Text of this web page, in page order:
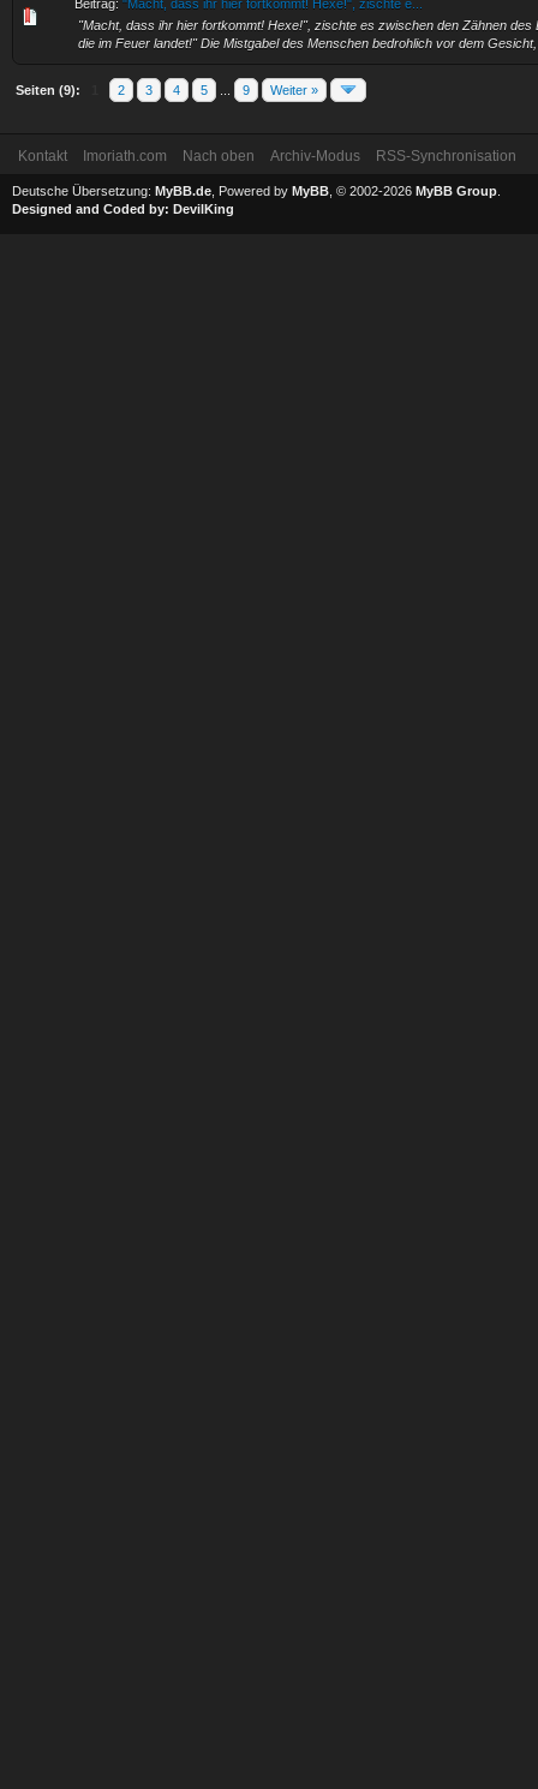
Beitrag: "Macht, dass ihr hier fortkommt! Hexe!", zischte e...
"Macht, dass ihr hier fortkommt! Hexe!", zischte es zwischen den Zähnen
die im Feuer landet!" Die Mistgabel des Menschen bedrohlich vor dem
Seiten (9): 2 3 4 5 9 Weiter »
Kontakt Imoriath.com Nach oben Archiv-Modus RSS-Synchronisation
Deutsche Übersetzung: MyBB.de , Powered by MyBB , © 2002-2026 MyBB Group
Designed and Coded by: DevilKing